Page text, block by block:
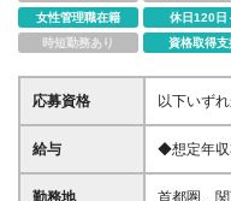
女性管理職在籍
休日120日
時短勤務あり
資格取得支
応募資格
以下いず
の顧客へ
お持ちの方
給与
◆想定年収350
海・関西
合給4万2